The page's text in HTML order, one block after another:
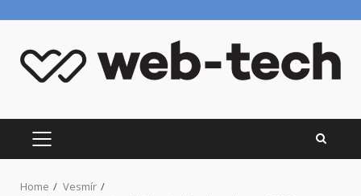
content
PRIMARY
MENU
Home
Vesmír